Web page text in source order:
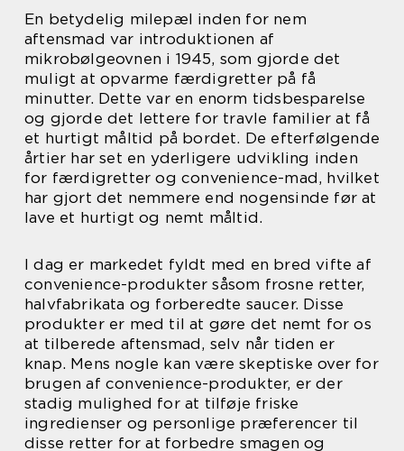
En betydelig milepæl inden for nem
aftensmad var introduktionen af
mikrobølgeovnen i 1945, som gjorde det
muligt at opvarme færdigretter på få
minutter. Dette var en enorm tidsbesparelse
og gjorde det lettere for travle familier at få
et hurtigt måltid på bordet. De efterfølgende
årtier har set en yderligere udvikling inden
for færdigretter og convenience-mad, hvilket
har gjort det nemmere end nogensinde før at
lave et hurtigt og nemt måltid.
I dag er markedet fyldt med en bred vifte af
convenience-produkter såsom frosne retter,
halvfabrikata og forberedte saucer. Disse
produkter er med til at gøre det nemt for os
at tilberede aftensmad, selv når tiden er
knap. Mens nogle kan være skeptiske over for
brugen af convenience-produkter, er der
stadig mulighed for at tilføje friske
ingredienser og personlige præferencer til
disse retter for at forbedre smagen og